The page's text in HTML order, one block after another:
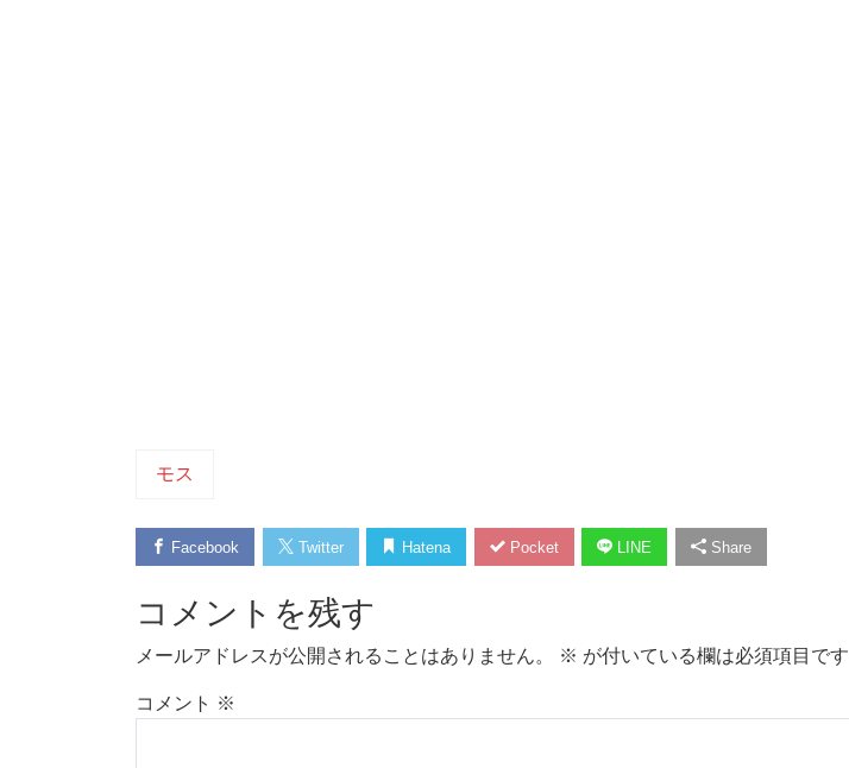
モス
Facebook Twitter Hatena Pocket LINE Share
コメントを残す
メールアドレスが公開されることはありません。 ※ が付いている欄は必須項目です
コメント ※